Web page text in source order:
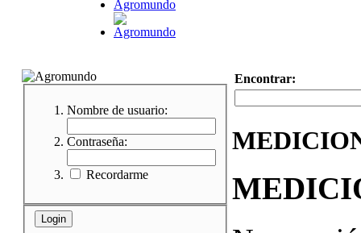
Nombre de usuario:
Contraseña:
Recordarme
Encontrar: